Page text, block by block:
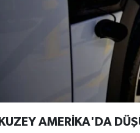
KUZEY AMERİKA'DA